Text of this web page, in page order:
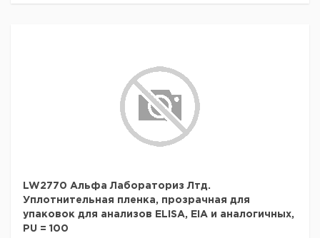
LW2770 Альфа Лабораториз Лтд.
Уплотнительная пленка, прозрачная для
упаковок для анализов ELISA, EIA и аналогичных,
PU = 100